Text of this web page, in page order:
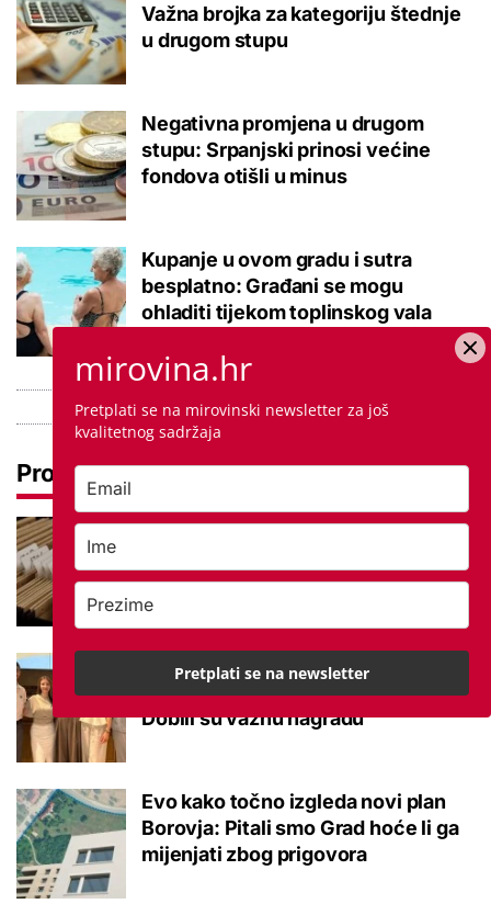
Važna brojka za kategoriju štednje
u drugom stupu
Negativna promjena u drugom
stupu: Srpanjski prinosi većine
fondova otišli u minus
Kupanje u ovom gradu i sutra
besplatno: Građani se mogu
ohladiti tijekom toplinskog vala
Pročitaj još
Promjena prakse za sve SC-ove,
potvrđeno
Studenti otkrili kako se obraćati
mladima kad je u pitanju alkohol:
Dobili su važnu nagradu
Evo kako točno izgleda novi plan
Borovja: Pitali smo Grad hoće li ga
mijenjati zbog prigovora
mirovina.hr
Pretplati se na mirovinski newsletter za još
kvalitetnog sadržaja
Pretplati se na newsletter